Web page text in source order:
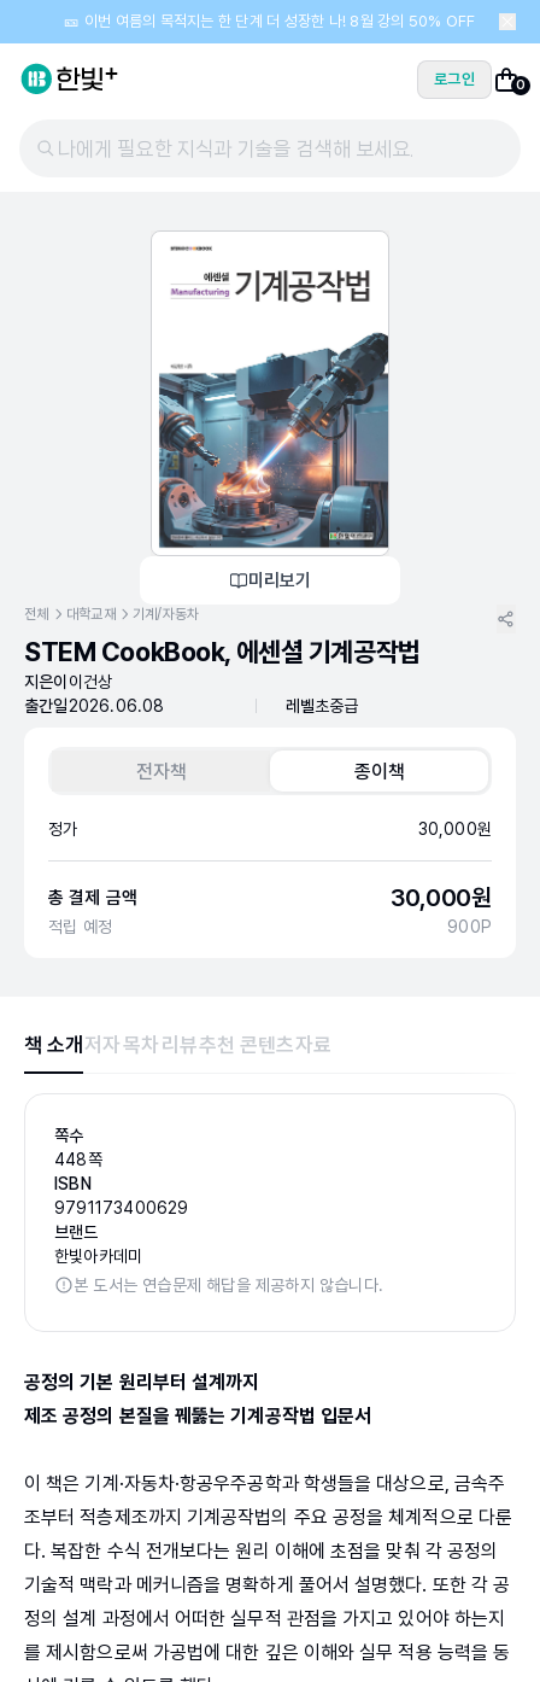
🎫 이번 여름의 목적지는 한 단계 더 성장한 나! 8월 강의 50% OFF
로그인 0
나에게 필요한 지식과 기술을 검색해 보세요.
미리보기
전체 대학교재 기계/자동차
STEM CookBook, 에센셜 기계공작법
지은이 이건상
출간일2026.06.08 레벨초중급
전자책 종이책
정가 30,000원
총 결제 금액 30,000원
적립 예정 900P
책 소개 저자목차 리뷰추천 콘텐츠자료
쪽수
448쪽
ISBN
9791173400629
브랜드
한빛아카데미
본 도서는 연습문제 해답을 제공하지 않습니다.
공정의 기본 원리부터 설계까지
제조 공정의 본질을 꿰뚫는 기계공작법 입문서
이 책은 기계·자동차·항공우주공학과 학생들을 대상으로, 금속주
조부터 적층제조까지 기계공작법의 주요 공정을 체계적으로 다룬
다. 복잡한 수식 전개보다는 원리 이해에 초점을 맞춰 각 공정의
기술적 맥락과 메커니즘을 명확하게 풀어서 설명했다. 또한 각 공
정의 설계 과정에서 어떠한 실무적 관점을 가지고 있어야 하는지
를 제시함으로써 가공법에 대한 깊은 이해와 실무 적용 능력을 동